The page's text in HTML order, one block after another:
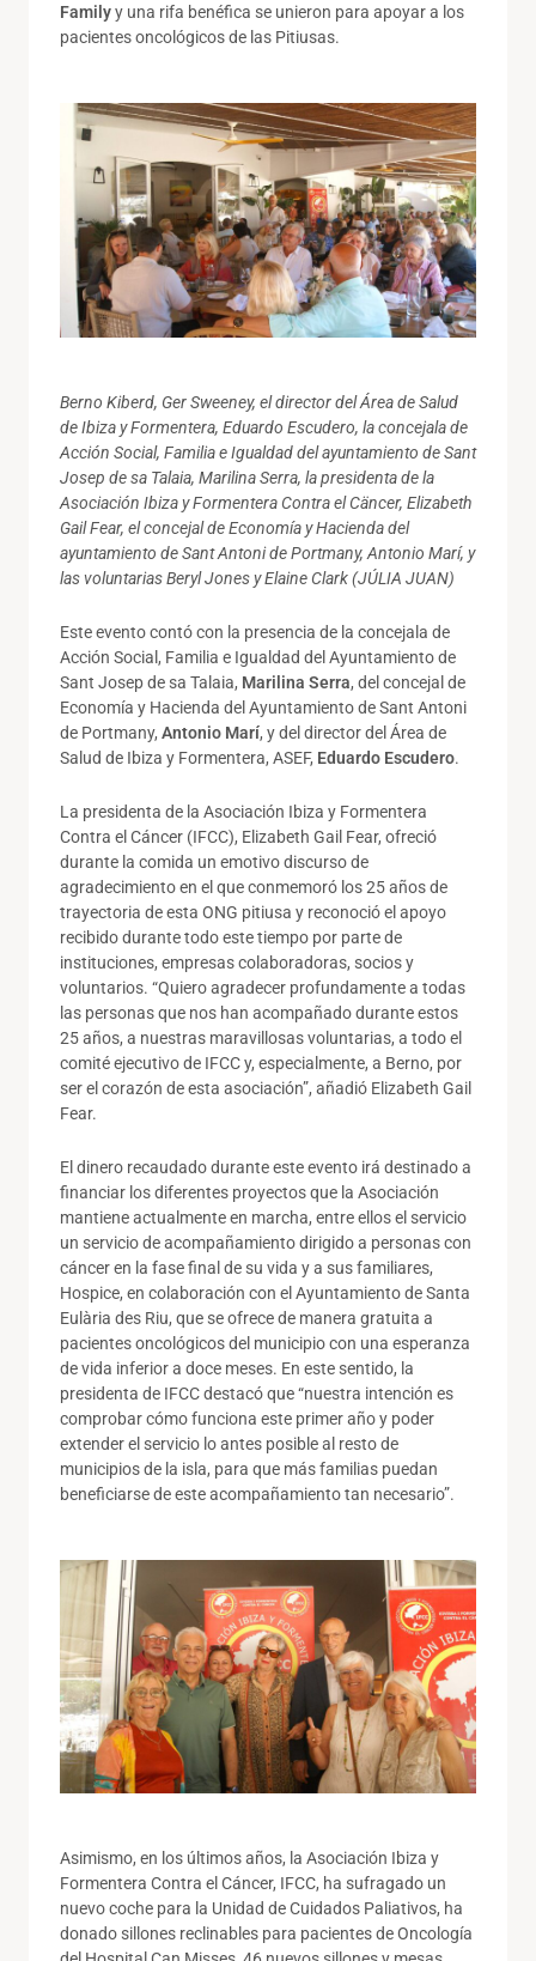
Familyy una rifa benéfica se unieron para apoyar a los
pacientes oncológicos de las Pitiusas.
Berno Kiberd, Ger Sweeney, el director del Área de Salud
de Ibiza y Formentera, Eduardo Escudero, la concejala de
Acción Social, Familia e Igualdad del ayuntamiento de Sant
Josep de sa Talaia, Marilina Serra, la presidenta de la
Asociación Ibiza y Formentera Contra el Cäncer, Elizabeth
Gail Fear, el concejal de Economía y Hacienda del
ayuntamiento de Sant Antoni de Portmany, Antonio Marí, y
las voluntarias Beryl Jones y Elaine Clark (JÚLIA JUAN)
Este evento contó con la presencia de la concejala de
Acción Social, Familia e Igualdad del Ayuntamiento de
Sant Josep de sa Talaia, Marilina Serra, del concejal de
Economía y Hacienda del Ayuntamiento de Sant Antoni
de Portmany, Antonio Marí, y del director del Área de
Salud de Ibiza y Formentera, ASEF, Eduardo Escudero.
La presidenta de la Asociación Ibiza y Formentera
Contra el Cáncer (IFCC), Elizabeth Gail Fear, ofreció
durante la comida un emotivo discurso de
agradecimiento en el que conmemoró los 25 años de
trayectoria de esta ONG pitiusa y reconoció el apoyo
recibido durante todo este tiempo por parte de
instituciones, empresas colaboradoras, socios y
voluntarios. “Quiero agradecer profundamente a todas
las personas que nos han acompañado durante estos
25 años, a nuestras maravillosas voluntarias, a todo el
comité ejecutivo de IFCC y, especialmente, a Berno, por
ser el corazón de esta asociación”, añadió Elizabeth Gail
Fear.
El dinero recaudado durante este evento irá destinado a
financiar los diferentes proyectos que la Asociación
mantiene actualmente en marcha, entre ellos el servicio
un servicio de acompañamiento dirigido a personas con
cáncer en la fase final de su vida y a sus familiares,
Hospice, en colaboración con el Ayuntamiento de Santa
Eulària des Riu, que se ofrece de manera gratuita a
pacientes oncológicos del municipio con una esperanza
de vida inferior a doce meses. En este sentido, la
presidenta de IFCC destacó que “nuestra intención es
comprobar cómo funciona este primer año y poder
extender el servicio lo antes posible al resto de
municipios de la isla, para que más familias puedan
beneficiarse de este acompañamiento tan necesario”.
Asimismo, en los últimos años, la Asociación Ibiza y
Formentera Contra el Cáncer, IFCC, ha sufragado un
nuevo coche para la Unidad de Cuidados Paliativos, ha
donado sillones reclinables para pacientes de Oncología